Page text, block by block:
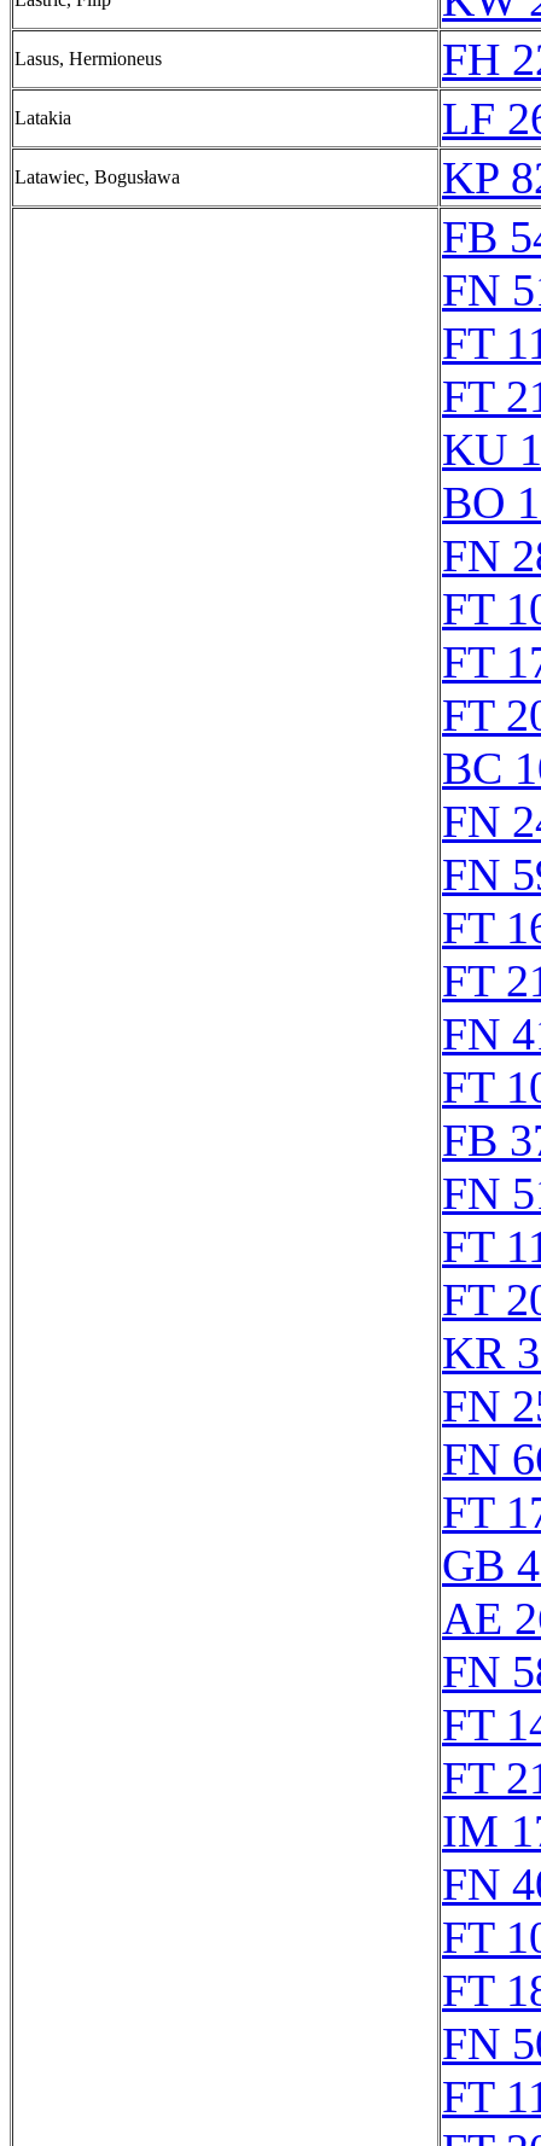
Lasus, Hermioneus FH
Latakia LF
Latawiec, Bogusława KP
FB
FN
FT
FT
KU
BO
FN
FT
FT
FT
BC
FN
FN
FT
FT
FN
FT
FB
FN
FT
FT
KR
FN
FN
FT
GB
AE
FN
FT
FT
IM
FN
FT
FT
FN
FT